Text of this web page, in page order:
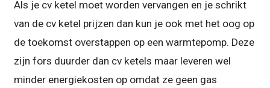
Als je cv ketel moet worden vervangen en je schrikt
van de cv ketel prijzen dan kun je ook met het oog op
de toekomst overstappen op een warmtepomp. Deze
zijn fors duurder dan cv ketels maar leveren wel
minder energiekosten op omdat ze geen gas